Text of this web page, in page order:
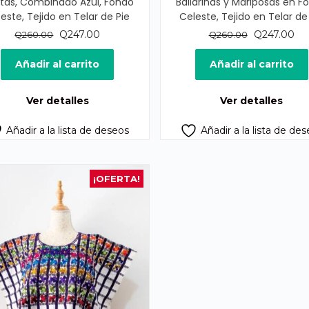
Tejido en Telar de Pie
Q260.00
El
precio
original
era:
Q247.00
precio
es:
Añadir al carrito
Ver detalles
Añadir a la lista de deseos
Celeste, Tejido en Telar de
Q260.00
El
precio
original
era:
Q247.00El
es:
Añadir al carrito
Ver detalles
Añadir a la lista de
¡OFERTA!